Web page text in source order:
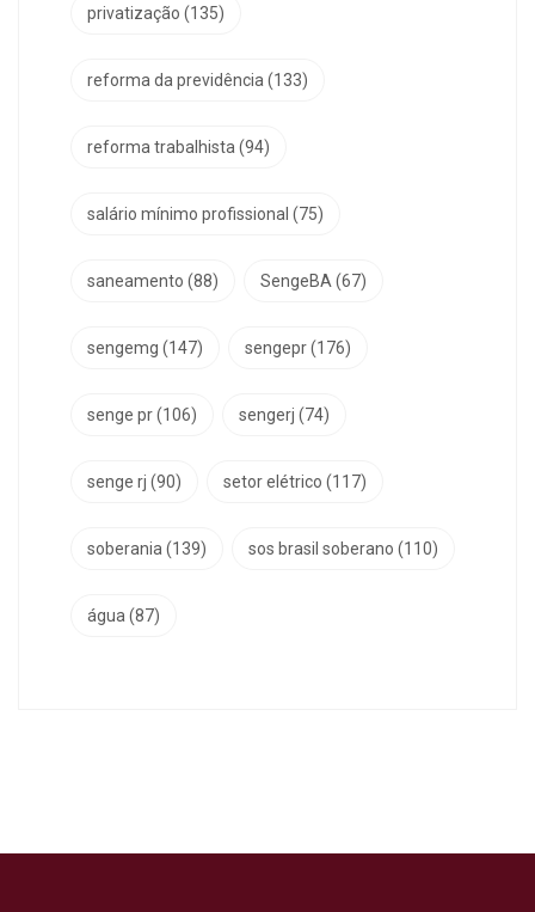
privatização (135)
reforma da previdência (133)
reforma trabalhista (94)
salário mínimo profissional (75)
saneamento (88) SengeBA (67)
sengemg (147) sengepr(176)
senge pr(106) sengerj (74)
senge rj (90) setor elétrico (117)
soberania (139) sos brasil soberano (110)
água (87)